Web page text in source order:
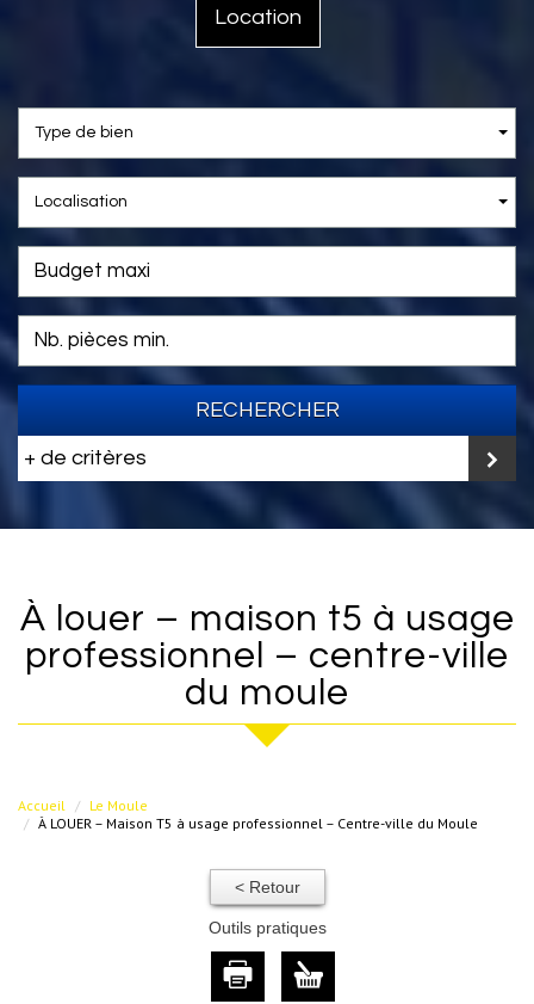
Location
Type de bien
Localisation
RECHERCHER
+ de critères
à louer – maison t5 à usage
professionnel – centre-ville
du moule
Accueil
Le Moule
À LOUER – Maison T5 à usage professionnel – Centre-ville du Moule
< Retour
Outils pratiques